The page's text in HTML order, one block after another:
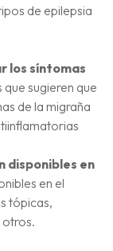
de epilepsia
los síntomas
sugieren que
de la migraña
disponibles en
en el
tópicas,
otros.